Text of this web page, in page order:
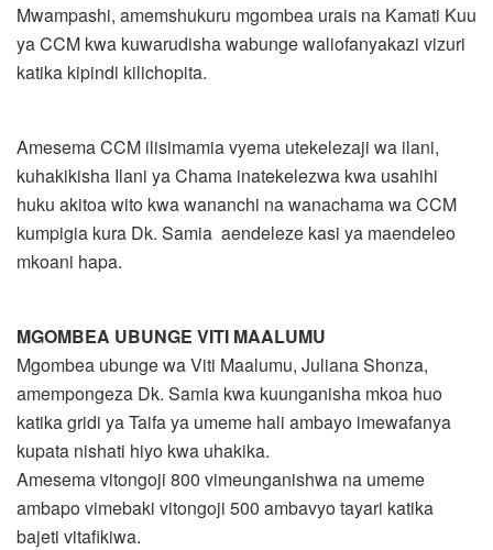
Mwampashi, amemshukuru mgombea urais na Kamati Kuu
ya CCM kwa kuwarudisha wabunge waliofanyakazi vizuri
katika kipindi kilichopita.
Amesema CCM ilisimamia vyema utekelezaji wa ilani,
kuhakikisha Ilani ya Chama inatekelezwa kwa usahihi
huku akitoa wito kwa wananchi na wanachama wa CCM
kumpigia kura Dk. Samia aendeleze kasi ya maendeleo
mkoani hapa.
MGOMBEA UBUNGE VITI MAALUMU
Mgombea ubunge wa Viti Maalumu, Juliana Shonza,
amempongeza Dk. Samia kwa kuunganisha mkoa huo
katika gridi ya Taifa ya umeme hali ambayo imewafanya
kupata nishati hiyo kwa uhakika.
Amesema vitongoji 800 vimeunganishwa na umeme
ambapo vimebaki vitongoji 500 ambavyo tayari katika
bajeti vitafikiwa.